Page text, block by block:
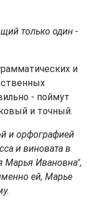
только один -
и
- поймут
и точный.
и орфографией
и виновата в
Марья Ивановна",
ей, Марье